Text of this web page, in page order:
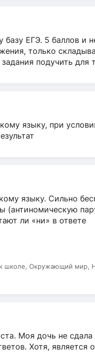
базу ЕГЭ. 5 баллов и
только
подучить для
языку, при
языку. Сильно
(антиномическую
ли «ни» в ответе
школе, Окружающий мир,
Моя дочь не
Хотя, является